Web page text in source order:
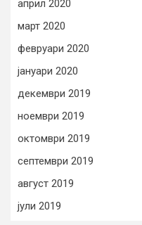
април 2020
март 2020
февруари 2020
јануари 2020
декември 2019
ноември 2019
октомври 2019
септември 2019
август 2019
јули 2019